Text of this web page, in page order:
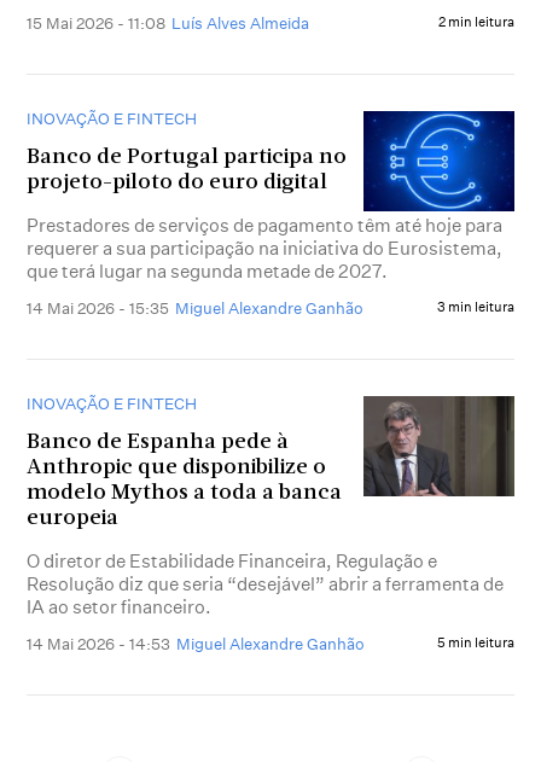
15 Mai 2026 - 11:08 Luís Alves Almeida 2 min leitura
INOVAÇÃO E FINTECH
Banco de Portugal participa no
projeto-piloto do euro digital
Prestadores de serviços de pagamento têm até hoje para
requerer a sua participação na iniciativa do Eurosistema,
que terá lugar na segunda metade de 2027.
14 Mai 2026 - 15:35 Miguel Alexandre Ganhão 3 min leitura
INOVAÇÃO E FINTECH
Banco de Espanha pede à
Anthropic que disponibilize o
modelo Mythos a toda a banca
europeia
O diretor de Estabilidade Financeira, Regulação e
Resolução diz que seria “desejável” abrir a ferramenta de
IA ao setor financeiro.
14 Mai 2026 - 14:53 Miguel Alexandre Ganhão 5 min leitura